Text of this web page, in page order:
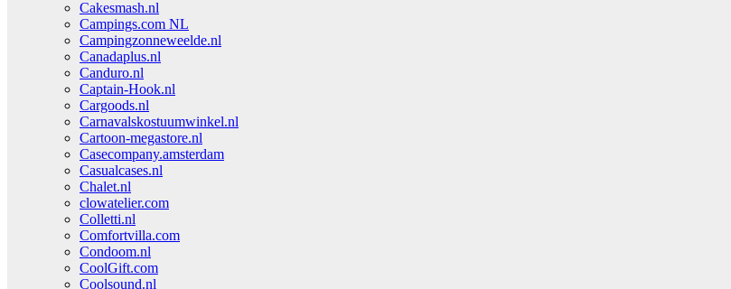
Cakesmash.nl
Campings.com NL
Campingzonneweelde.nl
Canadaplus.nl
Canduro.nl
Captain-Hook.nl
Cargoods.nl
Carnavalskostuumwinkel.nl
Cartoon-megastore.nl
Casecompany.amsterdam
Casualcases.nl
Chalet.nl
clowatelier.com
Colletti.nl
Comfortvilla.com
Condoom.nl
CoolGift.com
Coolsound.nl